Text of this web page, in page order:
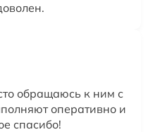
обращаюсь к ним с
оперативно и
спасибо!